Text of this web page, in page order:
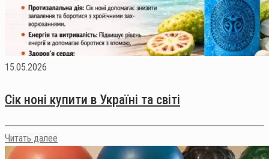
15.05.2026
Сік ноні купити в Україні та світі
Читать далее